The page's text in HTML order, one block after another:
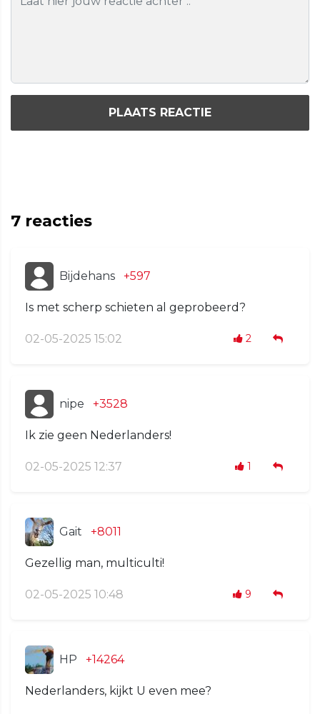
PLAATS REACTIE
7 reacties
Bijdehans +597
Is met scherp schieten al geprobeerd?
02-05-2025 15:02 2
nipe +3528
Ik zie geen Nederlanders!
02-05-2025 12:37 1
Gait +8011
Gezellig man, multiculti!
02-05-2025 10:48 9
HP +14264
Nederlanders, kijkt U even mee?